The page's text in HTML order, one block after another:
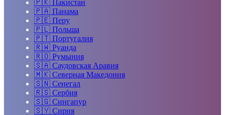
🇵🇰 Пакистан
🇵🇦 Панама
🇵🇪 Перу
🇵🇱 Польша
🇵🇹 Португалия
🇷🇼 Руанда
🇷🇴 Румыния
🇸🇦 Саудовская Аравия
🇲🇰 Северная Македония
🇸🇳 Сенегал
🇷🇸 Сербия
🇸🇬 Сингапур
🇸🇾 Сирия